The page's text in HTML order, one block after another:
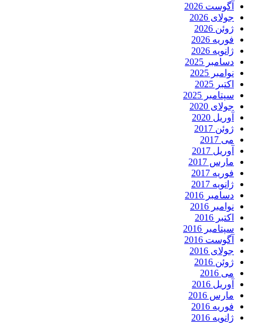
آگوست 2026
جولای 2026
ژوئن 2026
فوریه 2026
ژانویه 2026
دسامبر 2025
نوامبر 2025
اکتبر 2025
سپتامبر 2025
جولای 2020
آوریل 2020
ژوئن 2017
می 2017
آوریل 2017
مارس 2017
فوریه 2017
ژانویه 2017
دسامبر 2016
نوامبر 2016
اکتبر 2016
سپتامبر 2016
آگوست 2016
جولای 2016
ژوئن 2016
می 2016
آوریل 2016
مارس 2016
فوریه 2016
ژانویه 2016